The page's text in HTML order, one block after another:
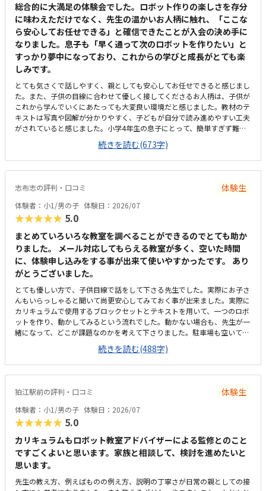
子供に全て丸投げではなく、広い机の上に「教科書とキットをどこに置い
たらやりやすいかな？」と声をかけてくださり、そこから自分で考えてい
ました。ロボット作りもヒントをいただきながら、自分で教科書を読んで
作り上げていました。
総合的に大満足の体験会でした。ロボット作りの楽しさを存分
に味わえただけでなく、先生の温かいお人柄に触れ、「ここな
ら安心してお任せできる」と確信できたことが入会の決め手に
なりました。息子も「早く通って次のロボットを作りたい」と
すっかり夢中になっており、これからの学びと成長がとても楽
しみです。
とても気さくで話しやすく、親としても安心してお任せできると感じまし
た。また、子供の目線に合わせて優しく接してくださるお人柄は、子供が
これから学んでいくにあたっても大変良い環境だと感じました。教材のテ
キストは写真や図解が分かりやすく、子どもが自分で読み進めやすい工夫
がされていると感じました。小学4年生の息子にとって、簡単すぎず難し
すぎない「ちょうど良い難易度」で、最後まで飽きることなく集中してロ
ボット作りに取り組むことができました。自分の力で完成させられたこと
が、本人の自信や達成感に繋がったようです。小学校（共和西小学校）の
すぐ隣にあり、場所がとても分かりやすかったです。家からのアクセスも
中にあり、明るく清潔感のある雰囲気でした。子どもが集中して細かい作
業に取り組める環境がしっかりと整っていると感じました。また、先生と
の距離感も近く、質問しやすいアットホームな空気が魅力的です。ロボッ
ト教室という性質上、入会時に専用キット代などの初期費用はかかります
が、カリキュラムの充実度や専門的な内容を考慮すると妥当な金額だと感
じます。他の一般的な習い事と比べると少し高めかもしれませんが、子ど
もの興味の引き出し方や学びの質を思えば納得できる設定です。何よりも
担当の先生がとても気さくで話しやすく、子どもの目線に合わせて優しく
指導してくださった点が一番良かったです。小学4年生の息子にとって教
材の難易度もちょうど良く、自力でロボットを完成させられたことが大き
な自信になったようです。
続きを読む(673字)
志布志の評判・口コミ 体験生
体験者：小1/男の子 体験日：2026/07
★★★★★ 5.0
まとめていろいろな教室を調べることができるのでとても助か
りました。 メール対応してもらえる教室が多く、空いた時間
に、体験申し込みをする事が出来て使いやすかったです。 あり
がとうございました。
とても優しい方で、子供目線で話をして下さる先生でした。実際にお子さ
んもいらっしゃると聞いて尚更安心してみておく事が出来ました。実際に
カリキュラムで使用するブロックセットとテキストを用いて、一つのロボ
ットを作り、動かしてみるという流れでした。動かない場合も、先生が一
緒になって、どこが課題なのかを考えて下さりました。駐車場も空いてい
たので、通いやすかったです。駅からは歩いて5分ちょっとくらいはかか
るかと思います。駐車場は、他のテナントとの共有になるので、時間帯に
よっては混むこともあるかもです。机は長机で少し狭いかなと思うところ
もありましたが、隣の方と2人で一つの長机を使うので、そこまで不便な
ますが、他のプログラミング教室もおおよそ同じくらいの金額なので、初
期費用以外は妥当かなと思います。先生が温厚な方で、優しい方だったの
で、雰囲気は良かったです。教材も、テキストに等身のブロックの写真が
載っていたりして、子供も見やすそうでした。実際に作ったものが動くと
いう経験ができるので、子供はとても感動していました、
続きを読む(488字)
狛江駅前の評判・口コミ 体験生
体験者：小1/男の子 体験日：2026/07
★★★★★ 5.0
カリキュラムもロボット教室アドバイザーによる監修とのこと
ですごくよいと思います。家族と相談して、検討を進めたいと
思います。
先生の教え方、例えばものの例え方、説明の丁寧さが日常の親としての接